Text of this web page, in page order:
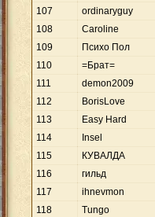
107
ordinaryguy
108
Caroline
109
Психо Пол
110
=Брат=
111
demon2009
112
BorisLove
113
Easy Hard
114
Insel
115
КУВАЛДА
116
гильд
117
ihnevmon
118
Tungo